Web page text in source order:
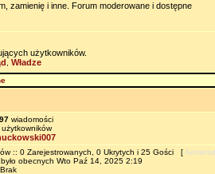
zamienię i inne. Forum moderowane i dostępne
użytkowników.
Władze
wiadomości
:: 0 Zarejestrowanych, 0 Ukrytych i 25 Gości [
było obecnych Wto Paź 14, 2025 2:19